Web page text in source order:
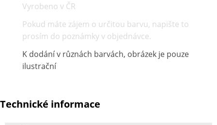
Vyrobeno v ČR
Pokud máte zájem o určitou barvu, napište to
prosím do poznámky v objednávce.
K dodání v různách barvách, obrázek je pouze
ilustrační
Technické informace